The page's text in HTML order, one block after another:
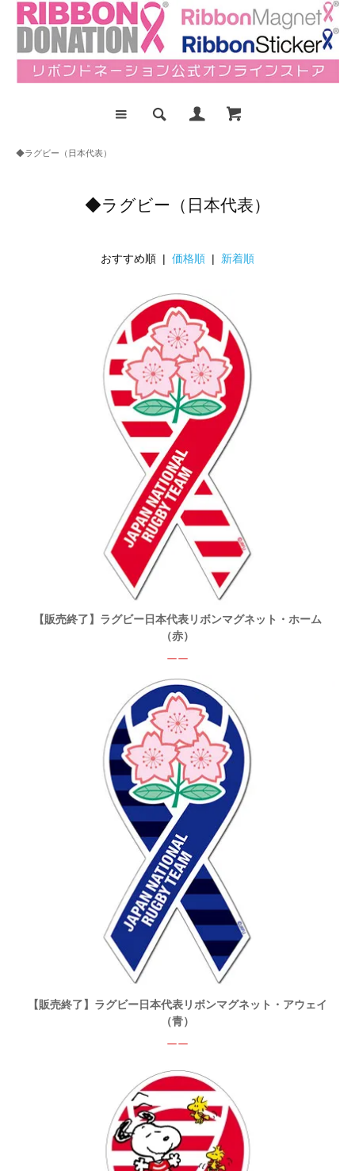
◆ラグビー（日本代表）
◆ラグビー（日本代表）
おすすめ順 | 価格順 | 新着順
【販売終了】ラグビー日本代表リボンマグネット・ホーム
（赤）
ーー
【販売終了】ラグビー日本代表リボンマグネット・アウェイ
（青）
ーー